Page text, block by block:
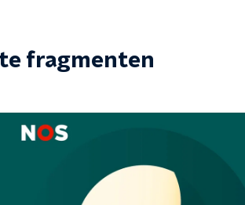
fragmenten